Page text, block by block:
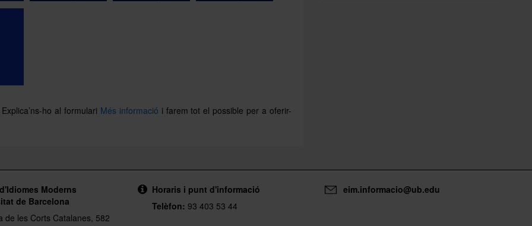
ho al formulari Més informació i farem tot el possible per a oferir-
Moderns
de Barcelona
de les Corts Catalanes, 582
Horaris i punt d'informació
Telèfon: 93 403 53 44
eim.informacio@ub.edu